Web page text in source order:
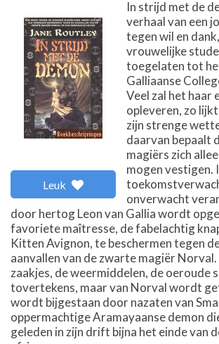
Leuk
In strijd met de
verhaal van een
tegen wil en
vrouwelijke
toegelaten tot
Galliaanse
Veel zal het haar
opleveren, zo
zijn strenge
daarvan bepaalt
magiërs zich
mogen vestigen.
onverwacht
door hertog Leon van Gallia wordt
favoriete maîtresse, de fabelachtig
Kitten Avignon, te beschermen tegen
aanvallen van de zwarte magiër
zaakjes, de weermiddelen, de oeroude
tovertekens, maar van Norval wordt
wordt bijgestaan door nazaten van
oppermachtige Aramayaanse demon
geleden in zijn drift bijna het einde van